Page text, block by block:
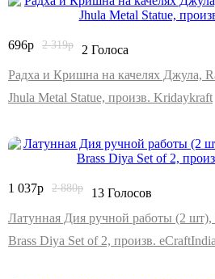
696р 2 319р
2 Голоса
Радха и Кришна на качелях Джула,
Jhula Metal Statue, произв. Kridaykraft
1 037р 2 880р
13 Голосов
Латунная Дия ручной работы (2 шт),
Brass Diya Set of 2, произв. eCraftIndia